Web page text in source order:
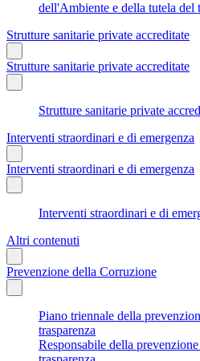
dell'Ambiente e della tutela del
Strutture sanitarie private accreditate
Strutture sanitarie private accreditate
Strutture sanitarie private
Interventi straordinari e di emergenza
Interventi straordinari e di emergenza
Interventi straordinari e di
Altri contenuti
Prevenzione della Corruzione
Piano triennale della
trasparenza
Responsabile della